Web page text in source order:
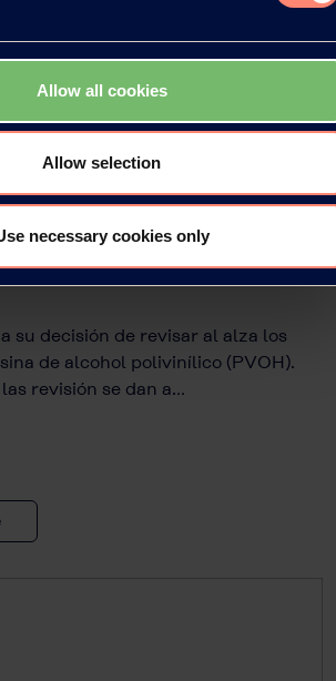
Allow all cookies
Allow selection
necessary cookies only
para la resina de
su decisión de revisar al alza los
de alcohol polivinílico (PVOH).
revisión se dan a…